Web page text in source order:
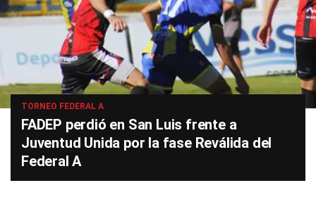
TORNEO FEDERAL A
FADEP perdió en San Luis frente a
Juventud Unida por la fase Reválida del
Federal A